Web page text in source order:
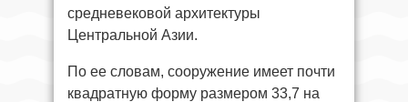
средневековой архитектуры
Центральной Азии.
По ее словам, сооружение имеет почти
квадратную форму размером 33,7 на